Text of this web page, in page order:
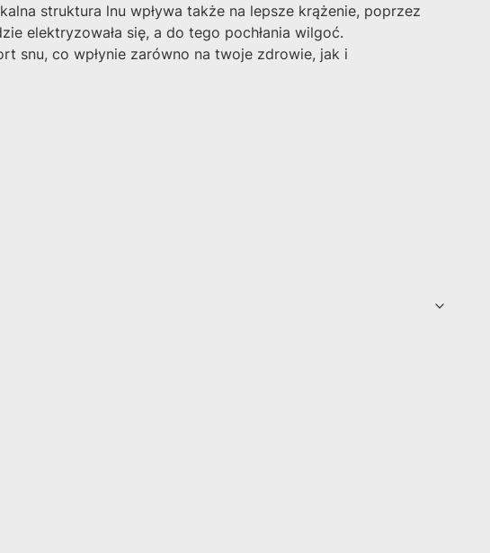
struktura lnu wpływa także na lepsze krążenie, poprzez
elektryzowała się, a do tego pochłania wilgoć.
snu, co wpłynie zarówno na twoje zdrowie, jak i